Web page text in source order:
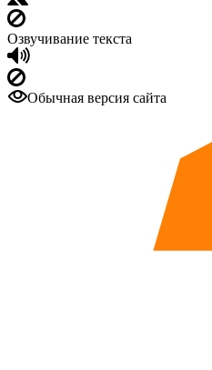
Озвучивание текста
Обычная версия сайта